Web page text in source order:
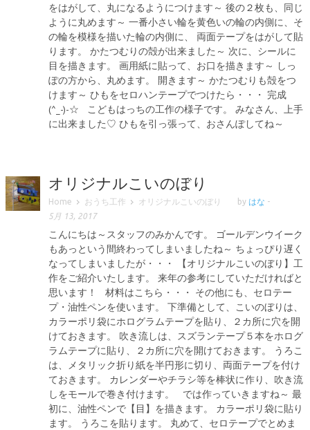
をはがして、丸になるようにつけます～ 後の２枚も、同じ
ように丸めます～ 一番小さい輪を黄色いの輪の内側に、そ
の輪を模様を描いた輪の内側に、 両面テープをはがして貼
ります。 かたつむりの殻が出来ました～ 次に、シールに
目を描きます。 画用紙に貼って、お口を描きます～ しっ
ぽの方から、丸めます。 開きます～ かたつむりも殻をつ
けます～ ひもをセロハンテープでつけたら・・・ 完成
(^_-)-☆ こどもはっちの工作の様子です。 みなさん、上手
に出来ました♡ ひもを引っ張って、おさんぽしてね～
オリジナルこいのぼり
Home おうち工作 オリジナルこいのぼり by はな -
5月 13, 2017
こんにちは～スタッフのみかんです。 ゴールデンウイーク
もあっという間終わってしまいましたね～ ちょっぴり遅く
なってしまいましたが・・・ 【オリジナルこいのぼり】工
作をご紹介いたします。 来年の参考にしていただければと
思います！ 材料はこちら・・・ その他にも、セロテー
プ・油性ペンを使います。 下準備として、こいのぼりは、
カラーポリ袋にホログラムテープを貼り、２カ所に穴を開
けておきます。 吹き流しは、スズランテープ５本をホログ
ラムテープに貼り、２カ所に穴を開けておきます。 うろこ
は、メタリック折り紙を半円形に切り、両面テープを付け
ておきます。 カレンダーやチラシ等を棒状に作り、吹き流
しをモールで巻き付けます。 では作っていきますね～ 最
初に、油性ペンで【目】を描きます。 カラーポリ袋に貼り
ます。 うろこを貼ります。 丸めて、セロテープでとめま